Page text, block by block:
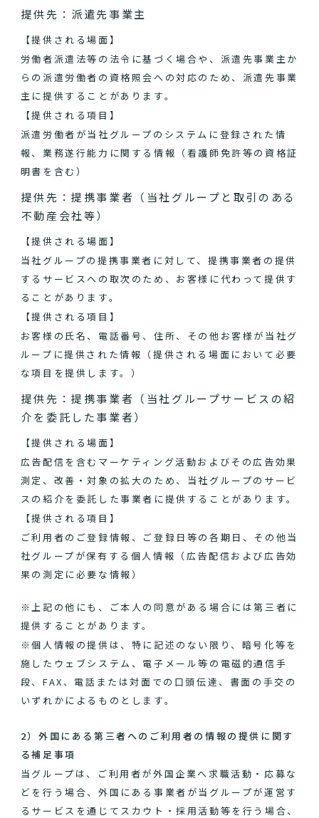
提供先：派遣先事業主
【提供される場面】
労働者派遣法等の法令に基づく場合や、派遣先事業主か
らの派遣労働者の資格照会への対応のため、派遣先事業
主に提供することがあります。
【提供される項目】
派遣労働者が当社グループのシステムに登録された情
報、業務遂行能力に関する情報（看護師免許等の資格証
明書を含む）
提供先：提携事業者（当社グループと取引のある
不動産会社等）
【提供される場面】
当社グループの提携事業者に対して、提携事業者の提供
するサービスへの取次のため、お客様に代わって提供す
ることがあります。
【提供される項目】
お客様の氏名、電話番号、住所、その他お客様が当社グ
ループに提供された情報（提供される場面において必要
な項目を提供します。）
提供先：提携事業者（当社グループサービスの紹
介を委託した事業者）
【提供される場面】
広告配信を含むマーケティング活動およびその広告効果
測定、改善・対象の拡大のため、当社グループのサービ
スの紹介を委託した事業者に提供することがあります。
【提供される項目】
ご利用者のご登録情報、ご登録日等の各期日、その他当
社グループが保有する個人情報（広告配信および広告効
果の測定に必要な情報）
※上記の他にも、ご本人の同意がある場合には第三者に
提供することがあります。
※個人情報の提供は、特に記述のない限り、暗号化等を
施したウェブシステム、電子メール等の電磁的通信手
段、FAX、電話または対面での口頭伝達、書面の手交の
いずれかによるものとします。
2）外国にある第三者へのご利用者の情報の提供に関す
る補足事項
当グループは、ご利用者が外国企業へ求職活動・応募な
どを行う場合、外国にある事業者が当グループが運営す
るサービスを通じてスカウト・採用活動等を行う場合、